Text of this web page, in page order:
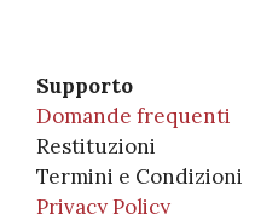
Supporto
Domande frequenti
Restituzioni
Termini e Condizioni
Privacy Policy